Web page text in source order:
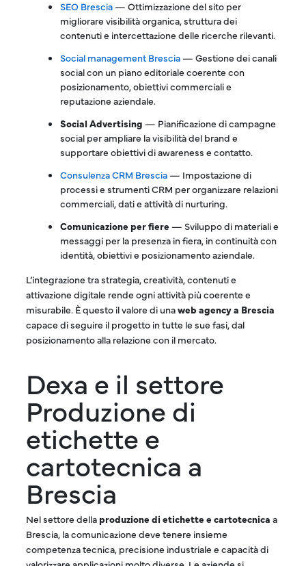
SEO Brescia— Ottimizzazione del sito per
migliorare visibilità organica, struttura dei
contenuti e intercettazione delle ricerche rilevanti.
Social management Brescia— Gestione dei canali
social con un piano editoriale coerente con
posizionamento, obiettivi commerciali e
reputazione aziendale.
Social Advertising — Pianificazione di campagne
social per ampliare la visibilità del brand e
supportare obiettivi di awareness e contatto.
Consulenza CRM Brescia— Impostazione di
processi e strumenti CRM per organizzare relazioni
commerciali, dati e attività di nurturing.
Comunicazione per fiere — Sviluppo di materiali e
messaggi per la presenza in fiera, in continuità con
identità, obiettivi e posizionamento aziendale.
L’integrazione tra strategia, creatività, contenuti e
attivazione digitale rende ogni attività più coerente e
misurabile. È questo il valore di unaweb agency a Brescia
capace di seguire il progetto in tutte le sue fasi, dal
posizionamento alla relazione con il mercato.
Dexa e il settore
Produzione di
etichette e
cartotecnica a
Brescia
Nel settore della produzione di etichette e cartotecnica a
Brescia, la comunicazione deve tenere insieme
competenza tecnica, precisione industriale e capacità di